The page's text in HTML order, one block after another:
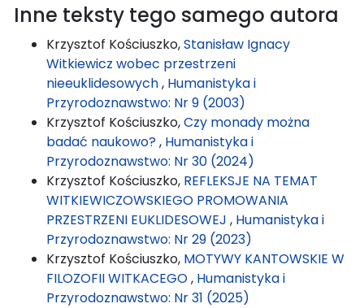
Inne teksty tego samego autora
Krzysztof Kościuszko,Stanisław Ignacy
Witkiewicz wobec przestrzeni
nieeuklidesowych, Humanistyka i
Przyrodoznawstwo: Nr 9 (2003)
Krzysztof Kościuszko,Czy monady można
badać naukowo?, Humanistyka i
Przyrodoznawstwo: Nr 30 (2024)
Krzysztof Kościuszko, REFLEKSJE NA TEMAT
WITKIEWICZOWSKIEGO PROMOWANIA
PRZESTRZENI EUKLIDESOWEJ , Humanistyka i
Przyrodoznawstwo: Nr 29 (2023)
Krzysztof Kościuszko, MOTYWY KANTOWSKIE W
FILOZOFII WITKACEGO, Humanistyka i
Przyrodoznawstwo: Nr 31 (2025)